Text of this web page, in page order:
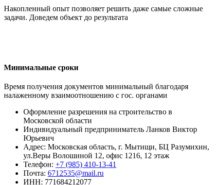
Накопленный опыт позволяет решить даже самые сложные
задачи. Доведем объект до результата
Минимальные сроки
Время получения документов минимальный благодаря
налаженному взаимоотношению с гос. органами
Оформление разрешения на строительство в
Московской области
Индивидуальный предприниматель Ланков Виктор
Юрьевич
Адрес: Московская область, г. Мытищи, БЦ Разумихин,
ул.Веры Волошиной 12, офис 1216, 12 этаж
Телефон: +7 (985) 410-13-41
Почта: 6712535@mail.ru
ИНН: 771684212077